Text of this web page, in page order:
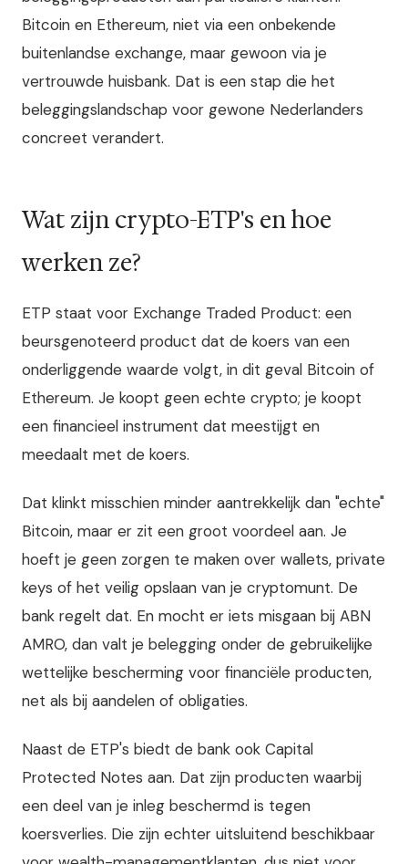
Bitcoin en Ethereum, niet via een onbekende
buitenlandse exchange, maar gewoon via je
vertrouwde huisbank. Dat is een stap die het
beleggingslandschap voor gewone Nederlanders
concreet verandert.
Wat zijn crypto-ETP's en hoe
werken ze?
ETP staat voor Exchange Traded Product: een
beursgenoteerd product dat de koers van een
onderliggende waarde volgt, in dit geval Bitcoin of
Ethereum. Je koopt geen echte crypto; je koopt
een financieel instrument dat meestijgt en
meedaalt met de koers.
Dat klinkt misschien minder aantrekkelijk dan "echte"
Bitcoin, maar er zit een groot voordeel aan. Je
hoeft je geen zorgen te maken over wallets, private
keys of het veilig opslaan van je cryptomunt. De
bank regelt dat. En mocht er iets misgaan bij ABN
AMRO, dan valt je belegging onder de gebruikelijke
wettelijke bescherming voor financiële producten,
net als bij aandelen of obligaties.
Naast de ETP's biedt de bank ook Capital
Protected Notes aan. Dat zijn producten waarbij
een deel van je inleg beschermd is tegen
koersverlies. Die zijn echter uitsluitend beschikbaar